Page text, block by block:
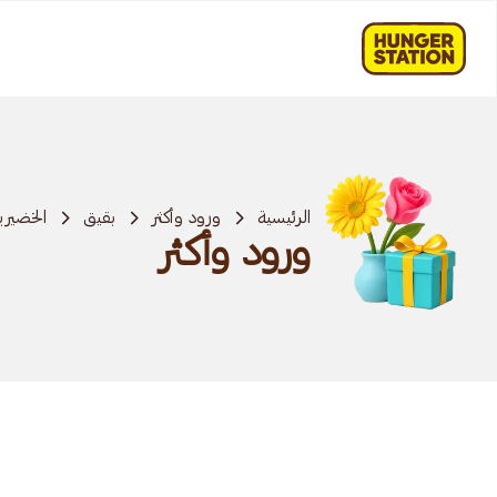
الرئيسية ورود وأكثر بقيق
ورود وأكثر